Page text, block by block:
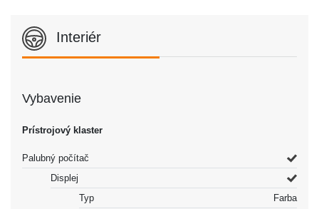
Interiér
Vybavenie
Prístrojový klaster
Palubný počítač
Displej
Typ
Farba